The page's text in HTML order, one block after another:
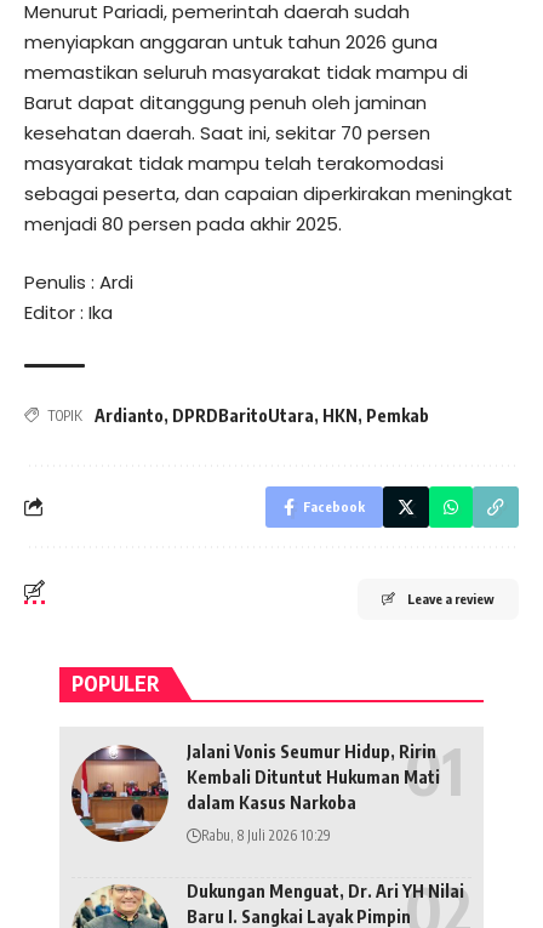
Menurut Pariadi, pemerintah daerah sudah
menyiapkan anggaran untuk tahun 2026 guna
memastikan seluruh masyarakat tidak mampu di
Barut dapat ditanggung penuh oleh jaminan
kesehatan daerah. Saat ini, sekitar 70 persen
masyarakat tidak mampu telah terakomodasi
sebagai peserta, dan capaian diperkirakan meningkat
menjadi 80 persen pada akhir 2025.
Penulis : Ardi
Editor : Ika
TOPIK Ardianto, DPRDBaritoUtara, HKN, Pemkab
Facebook
Leave a review
POPULER
Jalani Vonis Seumur Hidup, Ririn
Kembali Dituntut Hukuman Mati
dalam Kasus Narkoba
Rabu, 8 Juli 2026 10:29
Dukungan Menguat, Dr. Ari YH Nilai
Baru I. Sangkai Layak Pimpin